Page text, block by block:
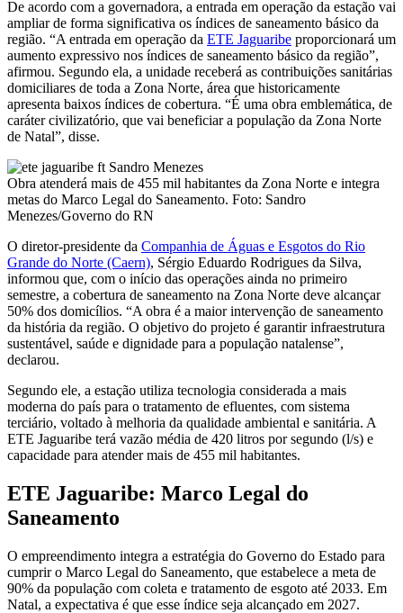
De acordo com a governadora, a entrada em operação da estação vai
ampliar de forma significativa os índices de saneamento básico da
região. “A entrada em operação da ETE Jaguaribe proporcionará um
aumento expressivo nos índices de saneamento básico da região”,
afirmou. Segundo ela, a unidade receberá as contribuições sanitárias
domiciliares de toda a Zona Norte, área que historicamente
apresenta baixos índices de cobertura. “É uma obra emblemática, de
caráter civilizatório, que vai beneficiar a população da Zona Norte
de Natal”, disse.
Obra atenderá mais de 455 mil habitantes da Zona Norte e integra
metas do Marco Legal do Saneamento. Foto: Sandro
Menezes/Governo do RN
O diretor-presidente da Companhia de Águas e Esgotos do Rio
Grande do Norte (Caern), Sérgio Eduardo Rodrigues da Silva,
informou que, com o início das operações ainda no primeiro
semestre, a cobertura de saneamento na Zona Norte deve alcançar
50% dos domicílios. “A obra é a maior intervenção de saneamento
da história da região. O objetivo do projeto é garantir infraestrutura
sustentável, saúde e dignidade para a população natalense”,
declarou.
Segundo ele, a estação utiliza tecnologia considerada a mais
moderna do país para o tratamento de efluentes, com sistema
terciário, voltado à melhoria da qualidade ambiental e sanitária. A
ETE Jaguaribe terá vazão média de 420 litros por segundo (l/s) e
capacidade para atender mais de 455 mil habitantes.
ETE Jaguaribe: Marco Legal do
Saneamento
O empreendimento integra a estratégia do Governo do Estado para
cumprir o Marco Legal do Saneamento, que estabelece a meta de
90% da população com coleta e tratamento de esgoto até 2033. Em
Natal, a expectativa é que esse índice seja alcançado em 2027.